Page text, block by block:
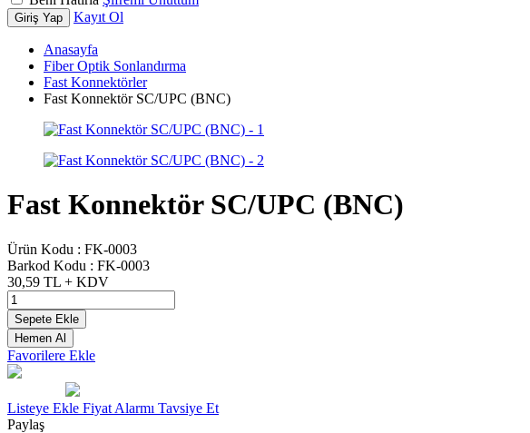
Giriş Yap Kayıt Ol
Anasayfa
Fiber Optik Sonlandırma
Fast Konnektörler
Fast Konnektör SC/UPC (BNC)
Fast Konnektör SC/UPC (BNC)
Ürün Kodu : FK-0003
Barkod Kodu : FK-0003
30,59 TL + KDV
Sepete Ekle
Hemen Al
Favorilere Ekle
Listeye Ekle Fiyat Alarmı Tavsiye Et
Paylaş